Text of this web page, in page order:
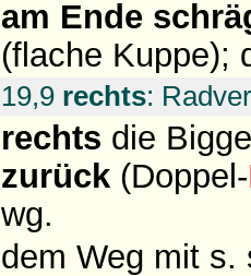
am Ende
(flache Kuppe);
19,9 rechts:
rechts die
zurück (Doppel-
wg.
dem Weg mit s.